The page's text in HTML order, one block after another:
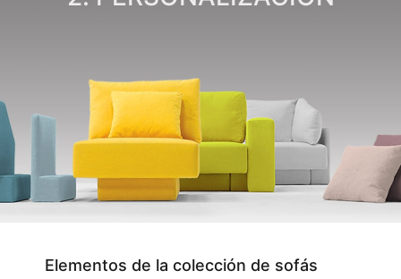
Elementos de la colección de sofás